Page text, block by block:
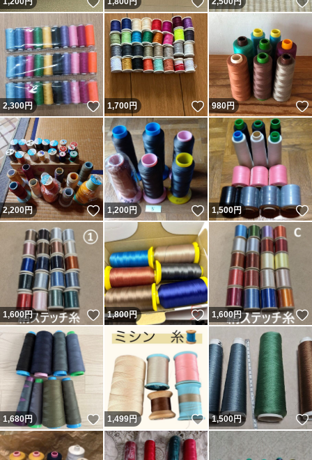
2,300円 いいね！
1,700円 いいね！
980円
2,200円 いいね！
1,200円 いいね！
1,500円
1,600円 いいね！
1,800円 いいね！
1,600円
1,680円 いいね！
1,499円 いいね！
1,500円